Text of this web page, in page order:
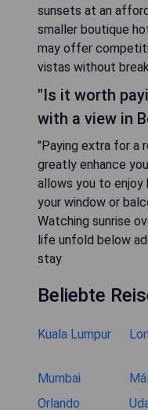
sunsets at an
smaller boutique
may offer
vistas without
"Is it worth
with a view in
"Paying extra for a
greatly enhance
allows you to
your window or
Watching sunrise
life unfold below
stay
Beliebte
Kuala Lumpur
Mumbai
Orlando